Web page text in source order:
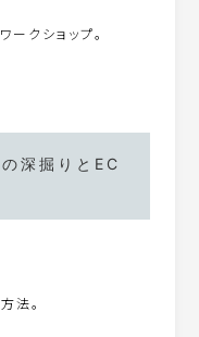
クショップ。
深掘りとEC
法。